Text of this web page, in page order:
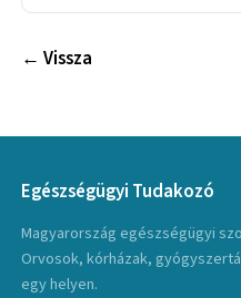
← Vissza
Egészségügyi Tudakozó
Magyarország egészségügyi
Orvosok, kórházak,
egy helyen.